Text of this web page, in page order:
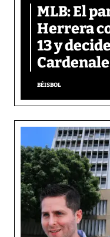
MLB: El
Herrera
13 y
BÉISBOL